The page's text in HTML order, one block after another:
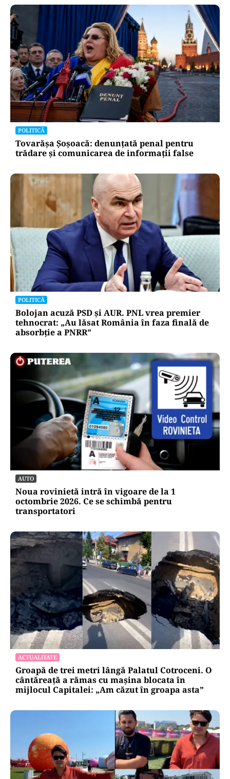
POLITICĂ
Tovarășa Șoșoacă: denunțată penal pentru
trădare și comunicarea de informații false
POLITICĂ
Bolojan acuză PSD și AUR. PNL vrea premier
tehnocrat: „Au lăsat România în faza finală de
absorbţie a PNRR”
AUTO
Noua rovinietă intră în vigoare de la 1
octombrie 2026. Ce se schimbă pentru
transportatori
ACTUALITATE
Groapă de trei metri lângă Palatul Cotroceni. O
cântăreață a rămas cu mașina blocata în
mijlocul Capitalei: „Am căzut în groapa asta”